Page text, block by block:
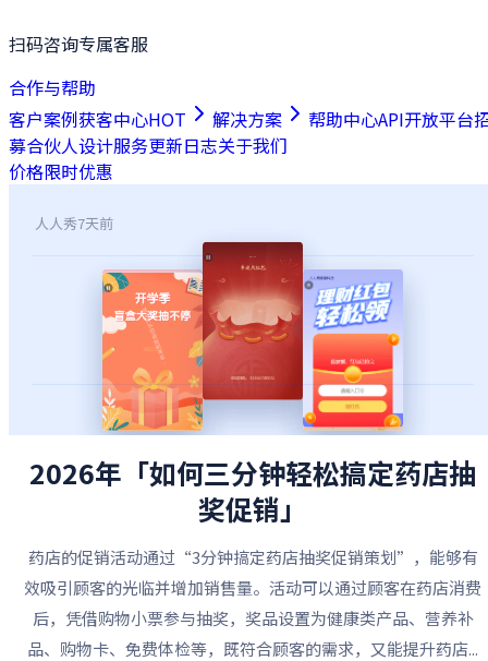
扫码咨询专属客服
合作与帮助
客户案例获客中心HOT 解决方案 帮助中心API开放平台
募合伙人设计服务更新日志关于我们
价格限时优惠
人人秀7天前
2026年「如何三分钟轻松搞定药店抽
奖促销」
药店的促销活动通过“3分钟搞定药店抽奖促销策划”，能够有
效吸引顾客的光临并增加销售量。活动可以通过顾客在药店消费
后，凭借购物小票参与抽奖，奖品设置为健康类产品、营养补
品、购物卡、免费体检等，既符合顾客的需求，又能提升药店...